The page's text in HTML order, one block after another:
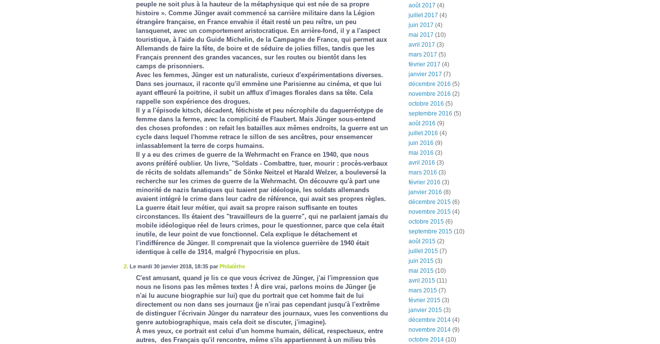
peuple ne soit plus à la hauteur de la métaphysique qui est née de sa propre
histoire ». Comme Jünger avait commencé sa carrière militaire dans la Légion
étrangère française, en France envahie il était resté un peu reître, un peu
lansquenet, avec un comportement aristocratique. En arrière-fond, il y a l'aspect
touristique, à l'aide du Guide Michelin, de la Campagne de France, qui permet aux
Allemands de faire la fête, de boire et de séduire de jolies filles, tandis que les
Français prennent des grandes vacances, sur les routes ou bientôt dans les
camps de prisonniers.
Avec les femmes, Jünger est un naturaliste, curieux d'expérimentations diverses.
Dans ses journaux, il raconte qu'il emmène une Parisienne au cinéma, et que lui
ayant effleuré la poitrine, il subit un afflux d'images florales dans sa tête. Cela
rappelle son expérience des drogues.
Il y a l'épisode kitsch, décadent, fétichiste et peu nécrophile du daguerréotype de
femme dans la ferme, avec la complicité de Flaubert. Mais Jünger sous-entend
des choses profondes : on refait les batailles aux mêmes endroits, la guerre est un
cycle dans lequel l'homme retrace le sillon de ses ancêtres, pour ensemencer
inlassablement la terre de corps humains.
Il y a eu des crimes de guerre de la Wehrmacht en France en 1940, que nous
avons préféré oublier. Un livre, "Soldats - Combattre, tuer, mourir : procès-verbaux
de récits de soldats allemands" de Sönke Neitzel et Harald Welzer, a bouleversé la
recherche sur les crimes de guerre de la Wehrmacht. On découvre qu'à part une
minorité de nazis fanatiques qui tuaient par idéologie, les soldats allemands
avaient intégré le crime dans leur cadre de référence, qui avait ses propres règles.
La guerre était leur métier, qui avait sa propre raison suffisante en toutes
circonstances. Ils étaient des "travailleurs de la guerre", qui ne parlaient jamais du
mobile idéologique réel de leurs crimes, pour le questionner, parce que cela était
inutile, de leur point de vue fonctionnel. Cela explique le détachement et
l'indifférence de Jünger. Il comprenait que la violence guerrière de 1940 était
identique à celle de 1914, malgré l'hypocrisie en plus.
2. Le mardi 30 janvier 2018, 18:35 par Philalèthe
C'est amusant, quand je lis ce que vous écrivez de Jünger, j'ai l'impression que
nous ne lisons pas les mêmes textes ! À dire vrai, parlons moins de Jünger (je
n'ai lu aucune biographie sur lui) que du portrait que cet homme fait de lui
directement ou non dans ses journaux (je n'irai pas cependant jusqu'à l'extrême
de distinguer l'écrivain Jünger du narrateur des journaux, vues les conventions du
genre autobiographique, mais cela doit se discuter, j'imagine).
À mes yeux, ce portrait est celui d'un homme humain, délicat, respectueux, entre
autres, des Français qu'il rencontre, même s'ils appartiennent à un milieu très
août 2017 (4)
juillet 2017 (4)
juin 2017 (4)
mai 2017 (10)
avril 2017 (3)
mars 2017 (5)
février 2017 (4)
janvier 2017 (7)
décembre 2016 (5)
novembre 2016 (2)
octobre 2016 (5)
septembre 2016 (5)
août 2016 (9)
juillet 2016 (4)
juin 2016 (9)
mai 2016 (3)
avril 2016 (3)
mars 2016 (3)
février 2016 (3)
janvier 2016 (8)
décembre 2015 (6)
novembre 2015 (4)
octobre 2015 (6)
septembre 2015 (10)
août 2015 (2)
juillet 2015 (7)
juin 2015 (3)
mai 2015 (10)
avril 2015 (11)
mars 2015 (7)
février 2015 (3)
janvier 2015 (3)
décembre 2014 (4)
novembre 2014 (9)
octobre 2014 (10)